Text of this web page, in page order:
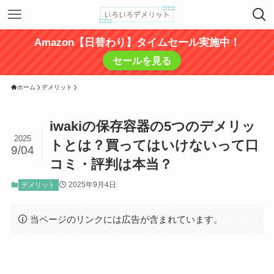
Amazon【日替わり】タイムセール実施中！
セールを見る
ホーム デメリット
iwakiの保存容器の5つのデメリッ
トとは？買ってはいけないって口
コミ・評判は本当？
2025
9/04
デメリット 2025年9月4日
当ページのリンクには広告が含まれています。